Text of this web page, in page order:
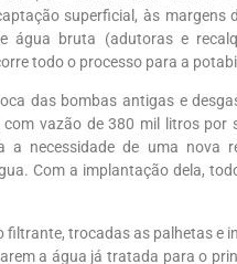
superficial, às margens
água bruta (adutoras e
todo o processo para a
das bombas antigas e
vazão de 380 mil litros por
a necessidade de uma nova
Com a implantação dela,
filtrante, trocadas as palhetas e
a água já tratada para o